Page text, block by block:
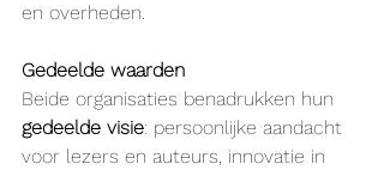
en overheden.
Gedeelde waarden
Beide organisaties benadrukken hun
gedeelde visie: persoonlijke aandacht
voor lezers en auteurs, innovatie in